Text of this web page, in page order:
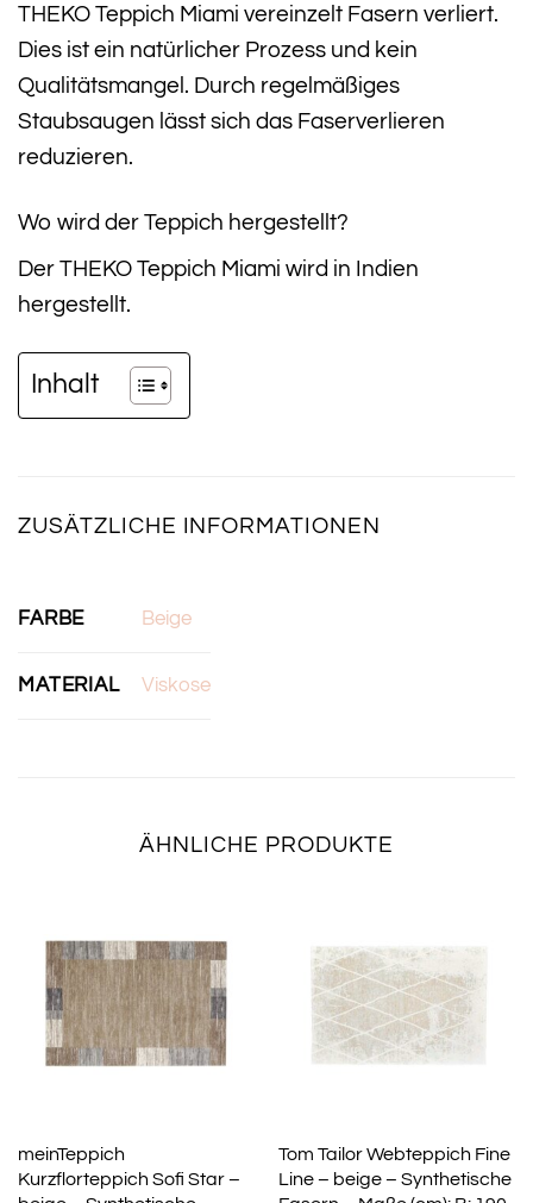
THEKO Teppich Miami vereinzelt Fasern verliert.
Dies ist ein natürlicher Prozess und kein
Qualitätsmangel. Durch regelmäßiges
Staubsaugen lässt sich das Faserverlieren
reduzieren.
Wo wird der Teppich hergestellt?
Der THEKO Teppich Miami wird in Indien
hergestellt.
Inhalt
ZUSÄTZLICHE INFORMATIONEN
FARBE Beige
MATERIAL Viskose
ÄHNLICHE PRODUKTE
meinTeppich
Kurzflorteppich Sofi Star –
Tom Tailor Webteppich Fine
Line – beige – Synthetische